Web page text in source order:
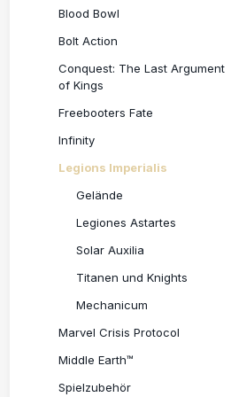
Blood Bowl
Bolt Action
Conquest: The Last Argument
of Kings
Freebooters Fate
Infinity
Legions Imperialis
Gelände
Legiones Astartes
Solar Auxilia
Titanen und Knights
Mechanicum
Marvel Crisis Protocol
Middle Earth™
Spielzubehör